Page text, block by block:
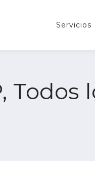
Servicios